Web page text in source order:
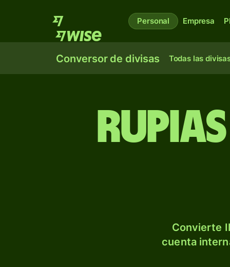
Personal Empresa
Conversor de divisas Todas las
Convierte
cuenta